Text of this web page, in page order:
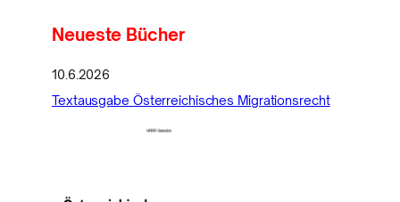
Neueste Bücher
10.6.2026
Textausgabe Österreichisches Migrationsrecht